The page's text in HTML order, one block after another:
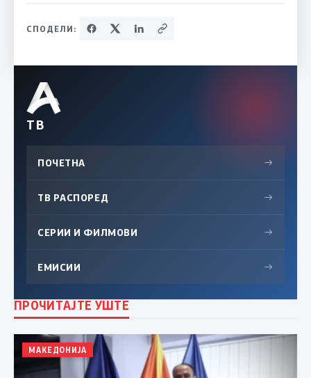
СПОДЕЛИ:
ТВ
ПОЧЕТНА →
ТВ РАСПОРЕД →
СЕРИИ И ФИЛМОВИ →
ЕМИСИИ →
ПРОЧИТАЈТЕ УШТЕ
МАКЕДОНИЈА